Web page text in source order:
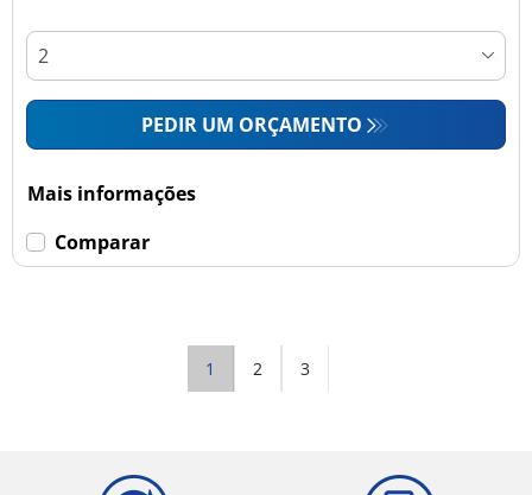
PEDIR UM ORÇAMENTO
Mais informações
Comparar
1 2 3